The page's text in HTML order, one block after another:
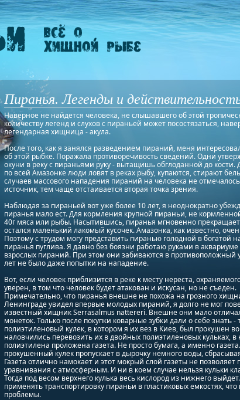
Пиранья. Легенды и
Наверное не найдется человека, не слышавшего об этой
количеству легенд и слухов с пираньей может посостязаться,
легендарная хищница - акула.
После того, как я занялся разведением пираний, меня
об этой рыбке. Поражала противоречивость сведений. Одни
окуни в реку с пираньями руку - вытащишь обглоданной до кости.
по всей Амазонке люди ловят в реках рыбу, купаются, стирают
случаев массового нападения пираний на человека не
источник, тем чаще отстаивается вторая точка зрения.
Наблюдая за пираньей вот уже более 10 лет, я неоднократно
пиранья мало ест. Для кормления крупной пираньи, не
40г мяса или рыбы. Насытившись, пиранья мгновенно прекращает
остался маленький лакомый кусочек. Амазонка, как известно,
Поэтому с трудом могу представить пиранью голодной в богатой
пиранья пуглива. Я давно без боязни работаю руками в аквариуме
взрослых пираний. При этом они забиваются в противоположный
лет не было даже попытки на нападение.
Вот, если человек приблизится в реке к месту нереста,
уверен, в том что человек будет атакован и искусан, но не съеден.
Примечательно, что пиранья внешне не похожа на грозного
Ленинграде увидел впервые молодых пираний, я долго не мог
известный хищник Serrasalmus nattereri. Внешне они мало
монеток. Только после покупки коварные зубки дали о себе знать -
полиэтиленовый кулек, в котором я их вез в Киев, был прокушен
наловчились перевозить их в двойных полиэтиленовых кульках,
полиэтилена проложена газета. Не просто бумага, а именно
прокушенный кулек пропускает в дырочку немного воды,
Газета отлично намокает и этот мокрый слой газеты не
уравнивания с атмосферным. И ни в коем случае нельзя кульки
Тогда под весом верхнего кулька весь кислород из нижнего
применять транспортировку пираньи в пластиковых емкостях, что
проблемы.